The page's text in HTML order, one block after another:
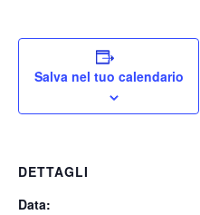
Salva nel tuo calendario
DETTAGLI
Data: